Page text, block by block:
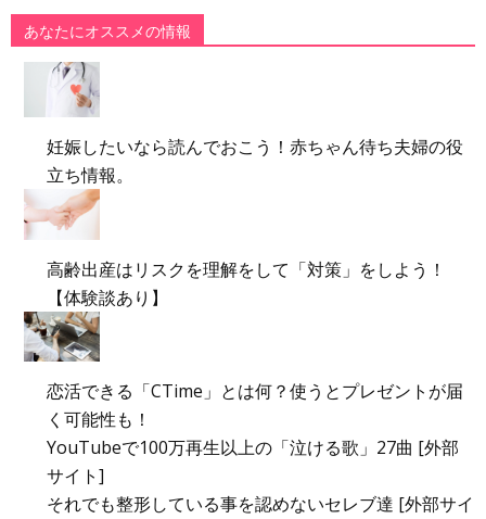
あなたにオススメの情報
妊娠したいなら読んでおこう！赤ちゃん待ち夫婦の役
立ち情報。
高齢出産はリスクを理解をして「対策」をしよう！
【体験談あり】
恋活できる「CTime」とは何？使うとプレゼントが届
く可能性も！
YouTubeで100万再生以上の「泣ける歌」27曲 [外部
サイト]
それでも整形している事を認めないセレブ達 [外部サイ